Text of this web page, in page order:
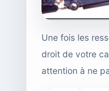
Une fois les
droit de votre
attention à ne